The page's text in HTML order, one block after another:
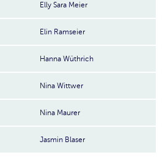
Elly Sara Meier
Elin Ramseier
Hanna Wüthrich
Nina Wittwer
Nina Maurer
Jasmin Blaser